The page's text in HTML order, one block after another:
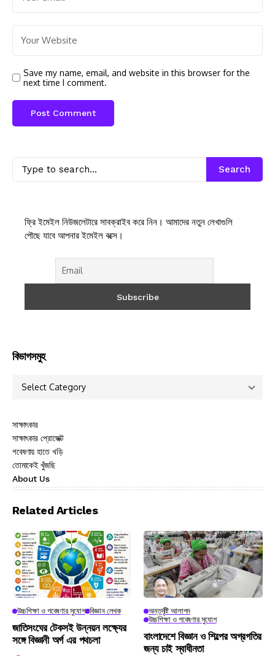
Save my name, email, and website in this browser for the
next time I comment.
Search
ফ্রি ইমেইল নিউজলেটারে সাবক্রাইব করে নিন। আমাদের নতুন লেখাগুলি
পৌছে যাবে আপনার ইমেইল বক্সে।
বিভাগসমুহ
সাক্ষাৎকার
সাক্ষাৎকার প্রোজেক্ট
গবেষণায় হাতে খড়ি
তোমাকেই খুঁজছি
About Us
Related Articles
উচ্চশিক্ষা ও গবেষণার সুযোগ বিজ্ঞান লেখক
জাতিসংঘের টেকসই উন্নয়ন লক্ষ্যের
সঙ্গে বিজ্ঞানী অর্গ এর পথচলা
অন্তর্দৃষ্টি আলাপন
উচ্চশিক্ষা ও গবেষণার সুযোগ
বাংলাদেশে বিজ্ঞান ও শিল্পের অগ্রগতির
জন্য চাই স্বাধীনতা